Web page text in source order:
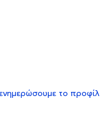
το προφίλ